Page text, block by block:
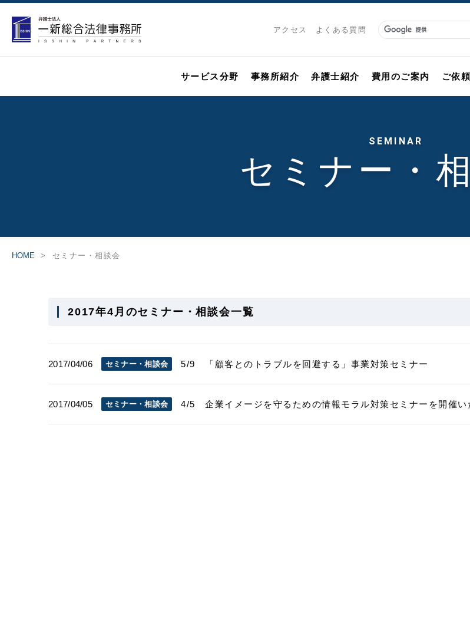
アクセス よくある質問
サービス分野 事務所紹介 弁護士紹介 費用のご案内 ご依
SEMINAR
セミナー・
HOME セミナー・相談会
2017年4月のセミナー・相談会一覧
2017/04/06 セミナー・相談会 5/9 「顧客とのトラブルを回避する」事業対策セミナー
2017/04/05 セミナー・相談会 4/5 企業イメージを守るための情報モラル対策セミナーを開催い